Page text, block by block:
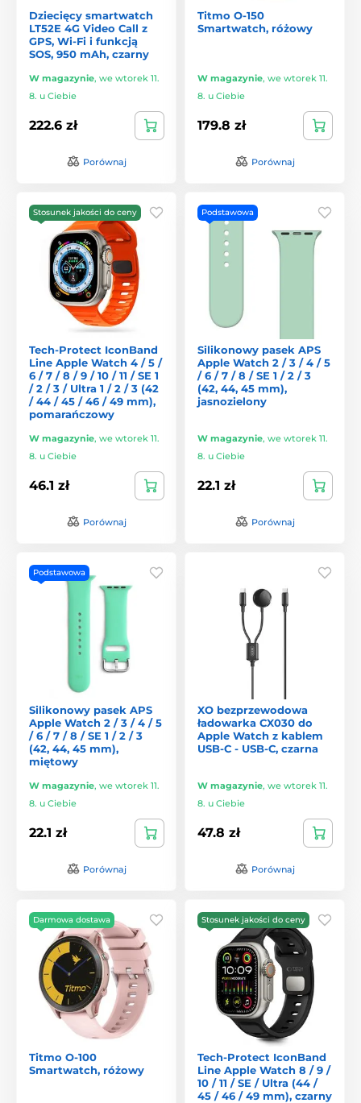
Dziecięcy smartwatch
LT52E 4G Video Call z
GPS, Wi-Fi i funkcją
SOS, 950 mAh, czarny
W magazynie, we wtorek 11.
8. u Ciebie
222.6 zł
Porównaj
Titmo O-150
Smartwatch, różowy
W magazynie, we wtorek 11.
8. u Ciebie
179.8 zł
Porównaj
Stosunek jakości do ceny
Tech-Protect IconBand
Line Apple Watch 4 / 5 /
6 / 7 / 8 / 9 / 10 / 11 / SE 1
/ 2 / 3 / Ultra 1 / 2 / 3 (42
/ 44 / 45 / 46 / 49 mm),
pomarańczowy
W magazynie, we wtorek 11.
8. u Ciebie
46.1 zł
Porównaj
Podstawowa
Silikonowy pasek APS
Apple Watch 2 / 3 / 4 / 5
/ 6 / 7 / 8 / SE 1 / 2 / 3
(42, 44, 45 mm),
jasnozielony
W magazynie, we wtorek 11.
8. u Ciebie
22.1 zł
Porównaj
Podstawowa
Silikonowy pasek APS
Apple Watch 2 / 3 / 4 / 5
/ 6 / 7 / 8 / SE 1 / 2 / 3
(42, 44, 45 mm),
miętowy
W magazynie, we wtorek 11.
8. u Ciebie
22.1 zł
Porównaj
XO bezprzewodowa
ładowarka CX030 do
Apple Watch z kablem
USB-C - USB-C, czarna
W magazynie, we wtorek 11.
8. u Ciebie
47.8 zł
Porównaj
Darmowa dostawa
Titmo O-100
Smartwatch, różowy
Stosunek jakości do ceny
Tech-Protect IconBand
Line Apple Watch 8 / 9 /
10 / 11 / SE / Ultra (44 /
45 / 46 / 49 mm), czarny